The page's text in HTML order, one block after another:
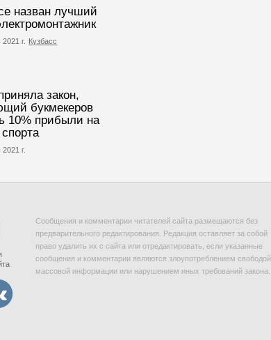
назван лучший
г. Кузбасс
закон,
букмекеров
10% прибыли на
г.
Сообщения и комментарии читателей сайта размещаются без
предварительного редактирования. Редакция оставляет за собой
право удалить их с сайта или отредактировать, если указанные
сообщения и комментарии являются злоупотреблением свободой
массовой информации или нарушением иных требований закона.